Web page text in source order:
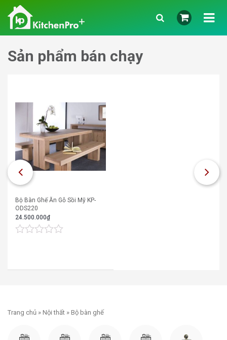
Sản phẩm bán chạy
Bộ Bàn Ghế Ăn Gỗ Sồi Mỹ KP-
ODS220
24.500.000₫
5
Trang chủ » Nội thất » Bộ bàn ghế